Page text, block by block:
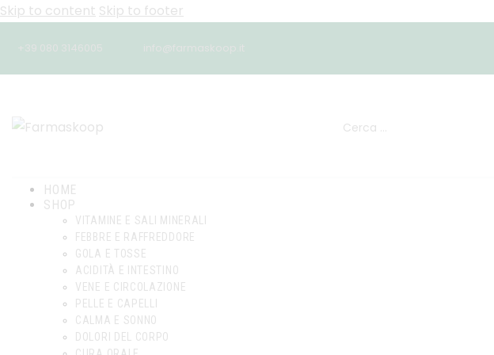
Skip to content Skip to footer
HOME
SHOP
VITAMINE E SALI MINERALI
FEBBRE E RAFFREDDORE
GOLA E TOSSE
ACIDITÀ E INTESTINO
VENE E CIRCOLAZIONE
PELLE E CAPELLI
CALMA E SONNO
DOLORI DEL CORPO